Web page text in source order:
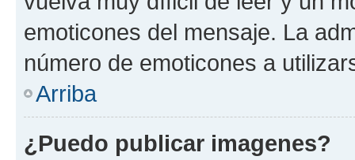
emoticones del mensaje. La
número de emoticones a
Arriba
¿Puedo publicar imagenes?